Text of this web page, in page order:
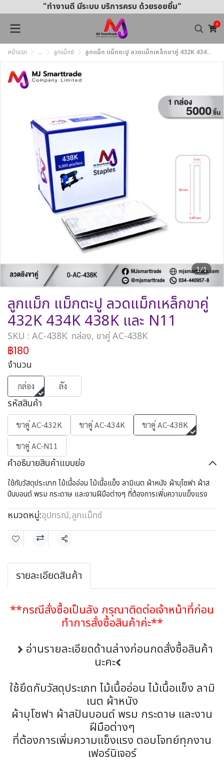
"ทำงานดี มีระบบ บริการครบ ด้วยรอยยิ้ม"
0
หน้าแรก ... ลูกแม็กซ์ ลูกแม็ก แม็กตะปู ลวดแม็กเหล็กขาคู่ 432K 434K 438K และ N11
1/1
ลูกแม็ก แม็กตะปู ลวดแม็กเหล็กขาคู่
432K 434K 438K และ N11
SKU : AC-438K กล่อง, ขาคู่ AC-438K
฿180
จำนวน
กล่อง ลัง
รหัสสินค้า
ขาคู่ AC-432K ขาคู่ AC-434K
ขาคู่ AC-438K
ขาคู่ AC-N11
คำอธิบายสินค้าแบบย่อ
ใช้กับวัสดุประเภท ไม้เนื้ออ่อน ไม้เนื้อแข็ง ลามิเนต ผ้าหนัง ผ้าบุโซฟา ผ้าส
ปันบอนด์ พรม กระดาษ และงานฝีมือต่างๆ ที่ต้องการเพิ่มความแข็งแรง
หมวดหมู่:อุปกรณ์,ลูกแม็กซ์
แชร์
รายละเอียดสินค้า
**กรณีสั่งซื้อเป็นลัง กรุณาติดต่อเจ้าหน้าที่ก่อน
ทำการสั่งซื้อสินค้าค่ะ**
อ่านรายละเอียดด้านล่างก่อนกดสั่งซื้อสินค้า
นะคะ
ใช้ยึดกับวัสดุประเภท ไม้เนื้ออ่อน ไม้เนื้อแข็ง ลามิ
เนต ผ้าหนัง
ผ้าบุโซฟา ผ้าสปันบอนด์ พรม กระดาษ และงาน
ฝีมือต่างๆ
ที่ต้องการเพิ่มความแข็งแรง ตอบโจทย์ทุกงาน
เฟอร์นิเจอร์